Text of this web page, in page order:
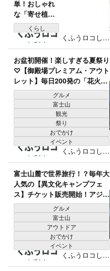
単！おしゃれ
な「寄せ植
え」の作り方
とコツをグリ
ーンアドバイ
ザーが紹介｜
春夏秋冬のお
すすめ植物リ
スト付き
くらし
くふうロコしず
おか編集部
お盆初開催！楽しすぎる夏祭り
♡【御殿場プレミアム・アウト
レット】毎日200発の「花火」
や「屋台」に大興奮！パウパト
コラボも激アツ
グルメ
富士山
観光
祭り
おでかけ
イベント
くふうロコしず
おか編集部
富士山麓で世界旅行！？毎年大
人気の【異文化キャンプフェ
ス】チケット販売開始！アジア
屋台に仮装パレード「今から楽
しみすぎる…♪」
グルメ
富士山
アウトドア
おでかけ
イベント
くふうロコしず
おか編集部